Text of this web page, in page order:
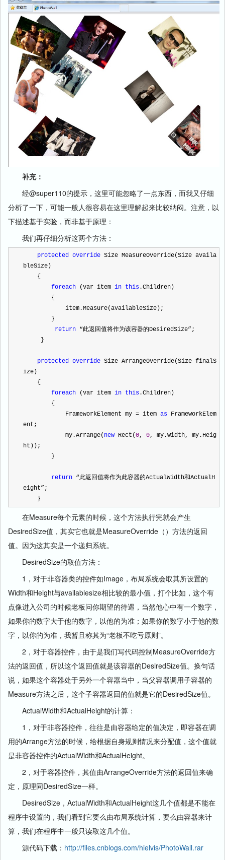
补充：
经@super110的提示，这里可能忽略了一点东西，而我又仔细
分析了一下，可能一般人很容易在这里理解起来比较纳闷。注意，以
下描述基于实验，而非基于原理：
我们再仔细分析这两个方法：
protected override Size MeasureOverride(Size availa
bleSize)
    {
foreach (var item in this.Children)
        {
            item.Measure(availableSize);
        }
return “此返回值将作为该容器的DesiredSize”;
     }
protected override Size ArrangeOverride(Size finalS
ize)
    {
foreach (var item in this.Children)
        {
            FrameworkElement my
= item as FrameworkElem
ent;
            my.Arrange(
new Rect(0, 0, my.Width, my.Heig
ht));
        }
return “此返回值将作为此容器的ActualWidth和ActualH
eight”;
    }
在Measure每个元素的时候，这个方法执行完就会产生
DesiredSize值，其实它也就是MeasureOverride（）方法的返回
值。因为这其实是一个递归系统。
DesiredSize的取值方法：
1，对于非容器类的控件如Image，布局系统会取其所设置的
Width和Height与availablesize相比较的最小值，打个比如，这个有
点像进入公司的时候老板问你期望的待遇，当然他心中有一个数字，
如果你的数字大于他的数字，以他的为准；如果你的数字小于他的数
字，以你的为准，我暂且称其为“老板不吃亏原则”。
2，对于容器控件，由于是我们写代码控制MeasureOverride方
法的返回值，所以这个返回值就是该容器的DesiredSize值。换句话
说，如果这个容器处于另外一个容器当中，当父容器调用子容器的
Measure方法之后，这个子容器返回的值就是它的DesiredSize值。
ActualWidth和ActualHeight的计算：
1，对于非容器控件，往往是由容器给定的值决定，即容器在调
用的Arrange方法的时候，给根据自身规则情况来分配值，这个值就
是非容器控件的ActualWidth和ActualHeight。
2，对于容器控件，其值由ArrangeOverride方法的返回值来确
定，原理同DesiredSize一样。
DesiredSize，ActualWidth和ActualHeight这几个值都是不能在
程序中设置的，我们看到它要么由布局系统计算，要么由容器来计
算，我们在程序中一般只读取这几个值。
源代码下载： http://files.cnblogs.com/hielvis/PhotoWall.rar